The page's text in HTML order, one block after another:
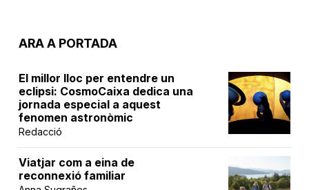
ARA A PORTADA
El millor lloc per entendre un
eclipsi: CosmoCaixa dedica una
jornada especial a aquest
fenomen astronòmic
Redacció
Viatjar com a eina de
reconnexió familiar